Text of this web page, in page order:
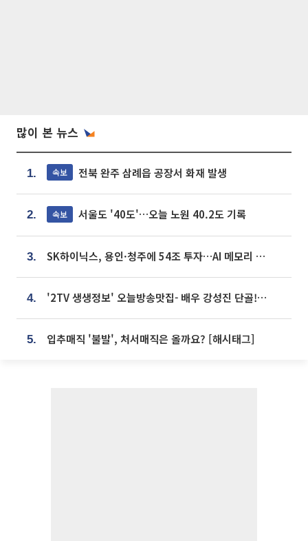
많이 본 뉴스
1. 속보 전북 완주 삼례읍 공장서 화재 발생
2. 속보 서울도 '40도'…오늘 노원 40.2도 기록
3. SK하이닉스, 용인·청주에 54조 투자…AI 메모리 생산기지 키운다
4. '2TV 생생정보' 오늘방송맛집- 배우 강성진 단골! 쌀국수ㆍ푸팟퐁 커리 맛집 '블○○○'
5. 입추매직 '불발', 처서매직은 올까요? [해시태그]